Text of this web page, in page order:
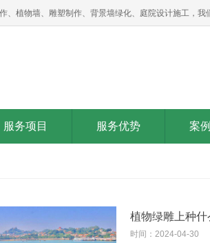
植物墙、雕塑制作、背景墙绿化、庭院设计施工，我
服务项目 服务优势 案
植物绿雕上种
时间：2024-04-30